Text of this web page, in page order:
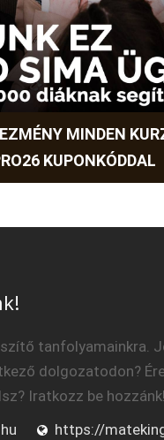
MINDEN
KUPONKÓDDAL
tanfolyamainkra.
dolgozatodon?
Iratkozz be hozzánk!
https://